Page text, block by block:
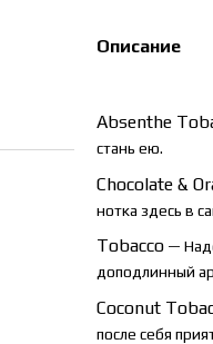
Описание
Absenthe
стань ею.
Chocolate &
нотка здесь в
Tobacco —
доподлинный
Coconut
после себя